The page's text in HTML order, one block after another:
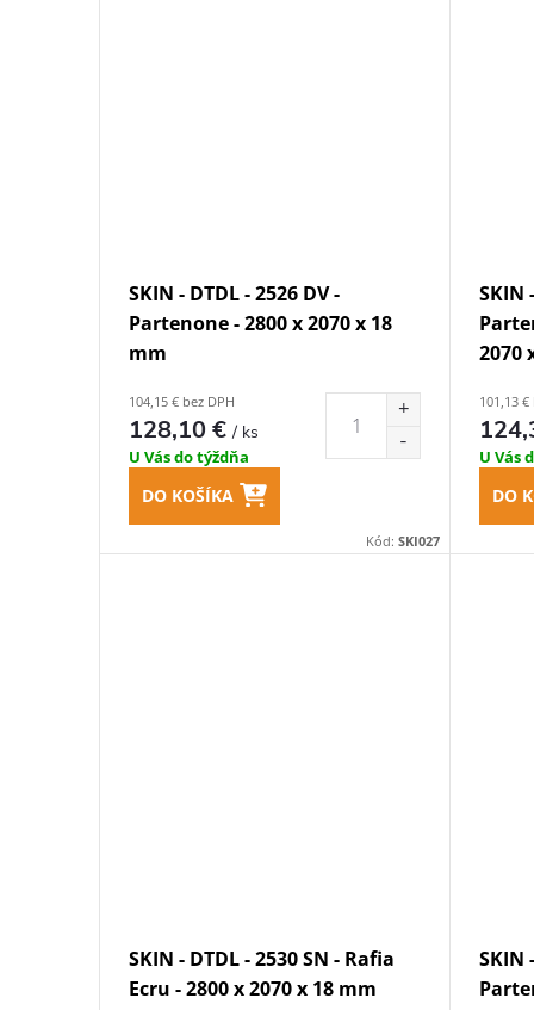
SKIN - DTDL - 2526 DV -
Partenone - 2800 x 2070 x 18
mm
104,15 € bez DPH
128,10 €/ ks
U Vás do týždňa
DO KOŠÍKA
Kód:SKI027
SKIN
2070
101,13 €
U Vás
DO
SKIN - DTDL - 2530 SN - Rafia
Ecru - 2800 x 2070 x 18 mm
SKIN